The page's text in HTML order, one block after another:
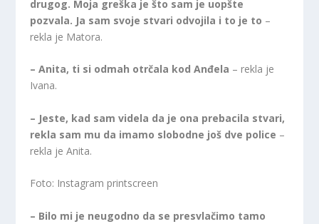
drugog. Moja greška je što sam je uopšte
pozvala. Ja sam svoje stvari odvojila i to je to –
rekla je Matora.
– Anita, ti si odmah otrčala kod Anđela – rekla je
Ivana.
– Jeste, kad sam videla da je ona prebacila stvari,
rekla sam mu da imamo slobodne još dve police –
rekla je Anita.
Foto: Instagram printscreen
– Bilo mi je neugodno da se presvlačimo tamo